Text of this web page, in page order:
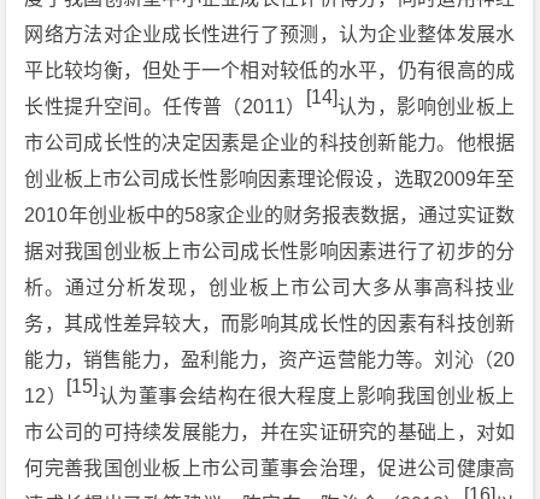
网络方法对企业成长性进行了预测，认为企业整体发展水
平比较均衡，但处于一个相对较低的水平，仍有很高的成
长性提升空间。任传普（2011）
[14]认为，影响创业板上
市公司成长性的决定因素是企业的科技创新能力。他根据
创业板上市公司成长性影响因素理论假设，选取2009年至
2010年创业板中的58家企业的财务报表数据，通过实证数
据对我国创业板上市公司成长性影响因素进行了初步的分
析。通过分析发现，创业板上市公司大多从事高科技业
务，其成性差异较大，而影响其成长性的因素有科技创新
能力，销售能力，盈利能力，资产运营能力等。刘沁（20
12） [15]认为董事会结构在很大程度上影响我国创业板上
市公司的可持续发展能力，并在实证研究的基础上，对如
何完善我国创业板上市公司董事会治理，促进公司健康高
[16]